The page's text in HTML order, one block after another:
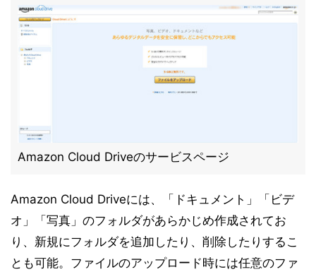
Amazon Cloud Driveのサービスページ
Amazon Cloud Driveには、「ドキュメント」「ビデ
オ」「写真」のフォルダがあらかじめ作成されてお
り、新規にフォルダを追加したり、削除したりするこ
とも可能。ファイルのアップロード時には任意のファ